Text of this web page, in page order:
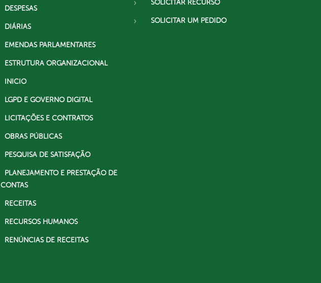
DESPESAS
DIÁRIAS
EMENDAS PARLAMENTARES
ESTRUTURA ORGANIZACIONAL
INICIO
LGPD E GOVERNO DIGITAL
LICITAÇÕES E CONTRATOS
OBRAS PÚBLICAS
PESQUISA DE SATISFAÇÃO
PLANEJAMENTO E PRESTAÇÃO DE
CONTAS
RECEITAS
RECURSOS HUMANOS
RENÚNCIAS DE RECEITAS
SOLICITAR RECURSO
SOLICITAR UM PEDIDO